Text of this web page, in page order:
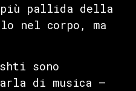
più pallida della
nel corpo, ma
sono
di musica —